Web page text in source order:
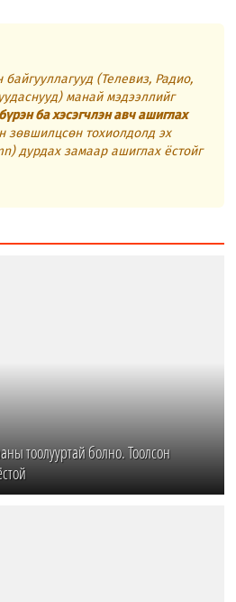
(Телевиз, Радио,
манай мэдээллийг
бүрэн ба хэсэгчлэн авч ашиглах
зөвшилцсөн тохиолдолд эх
дурдах замаар ашиглах ёстойг
тоолууртай болно. Тоолсон